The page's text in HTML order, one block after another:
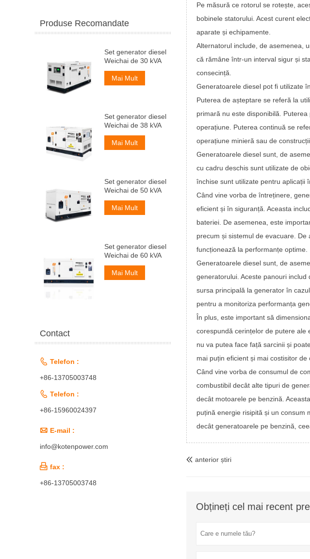
Pe măsură ce rotorul se rotește,
bobinele statorului. Acest curent
aparate și echipamente.
Alternatorul include, de asemenea,
că rămâne într-un interval sigur și
consecință.
Generatoarele diesel pot fi utilizate
Puterea de așteptare se referă la
primară nu este disponibilă.
operațiune. Puterea continuă se
operațiune minieră sau de construcții.
Generatoarele diesel sunt, de
cu cadru deschis sunt utilizate de
închise sunt utilizate pentru aplicații
Când vine vorba de întreținere,
eficient și în siguranță. Aceasta
bateriei. De asemenea, este
precum și sistemul de evacuare.
funcționează la performanțe optime.
Generatoarele diesel sunt, de
generatorului. Aceste panouri
sursa principală la generator în
pentru a monitoriza performanța
În plus, este important să
corespundă cerințelor de putere ale
nu va putea face față sarcinii și
mai puțin eficient și mai costisitor de
Când vine vorba de consumul de
combustibil decât alte tipuri de
decât motoarele pe benzină.
puțină energie risipită și un consum
decât generatoarele pe benzină,
 anterior știri
Obțineți cel mai recent
Produse Recomandate
Set generator diesel
Weichai de 30 kVA
Mai Mult
Set generator diesel
Weichai de 38 kVA
Mai Mult
Set generator diesel
Weichai de 50 kVA
Mai Mult
Set generator diesel
Weichai de 60 kVA
Mai Mult
Contact
 Telefon :
+86-13705003748
 Telefon :
+86-15960024397
 E-mail :
info@kotenpower.com
 fax :
+86-13705003748